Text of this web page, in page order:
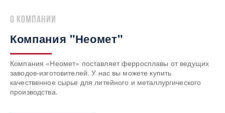
о компании
Компания "Неомет"
Компания «Неомет» поставляет ферросплавы от ведущих
заводов-изготовителей. У нас вы можете купить
качественное сырье для литейного и металлургического
производства.